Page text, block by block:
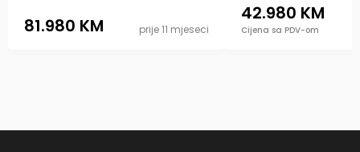
81.980 KM prije 11 mjeseci
42.980 KM
Cijena sa PDV-om